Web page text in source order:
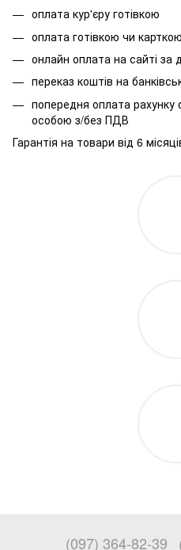
оплата кур'єру готівкою
оплата готівкою чи
онлайн оплата на сайті
переказ коштів на
попередня оплата
особою з/без ПДВ
Гарантія на товари від 6
(097) 364-82-39